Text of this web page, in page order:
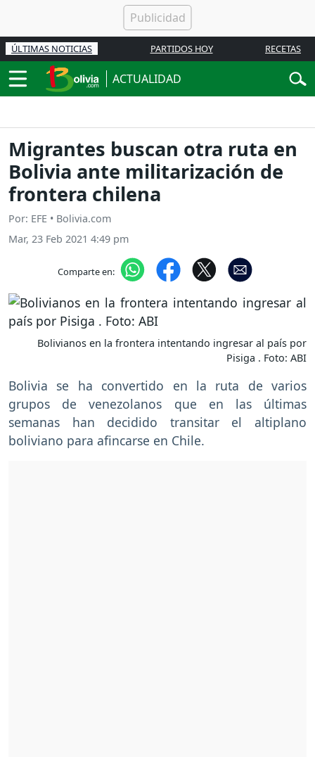
ÚLTIMAS NOTICIAS PARTIDOS HOY RECETAS
ACTUALIDAD
Migrantes buscan otra ruta en
Bolivia ante militarización de
frontera chilena
Por: EFE • Bolivia.com
Mar, 23 Feb 2021 4:49 pm
Comparte en:
Bolivianos en la frontera intentando ingresar al país por
Pisiga . Foto: ABI
Bolivia se ha convertido en la ruta de varios
grupos de venezolanos que en las últimas
semanas han decidido transitar el altiplano
boliviano para afincarse en Chile.